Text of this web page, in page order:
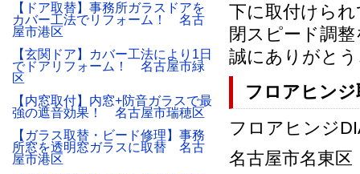
下に取付けら
閉スピード調
誠にありがと
フロアヒン
フロアヒンジ
名古屋市名東
【ドア取替】事務所ガラスドアを
カバー工法でリフォーム！ 名古
屋市港区
【玄関ドア】カバー工法により1日
でドアリフォーム！ 名古屋市緑
区
【内窓取付】内窓+防音ガラスで最
強の遮音効果！ 名古屋市瑞穂区
【ガラス取替・ビード修理】事務
所窓を透明窓ガラスに取替 名古
屋市港区